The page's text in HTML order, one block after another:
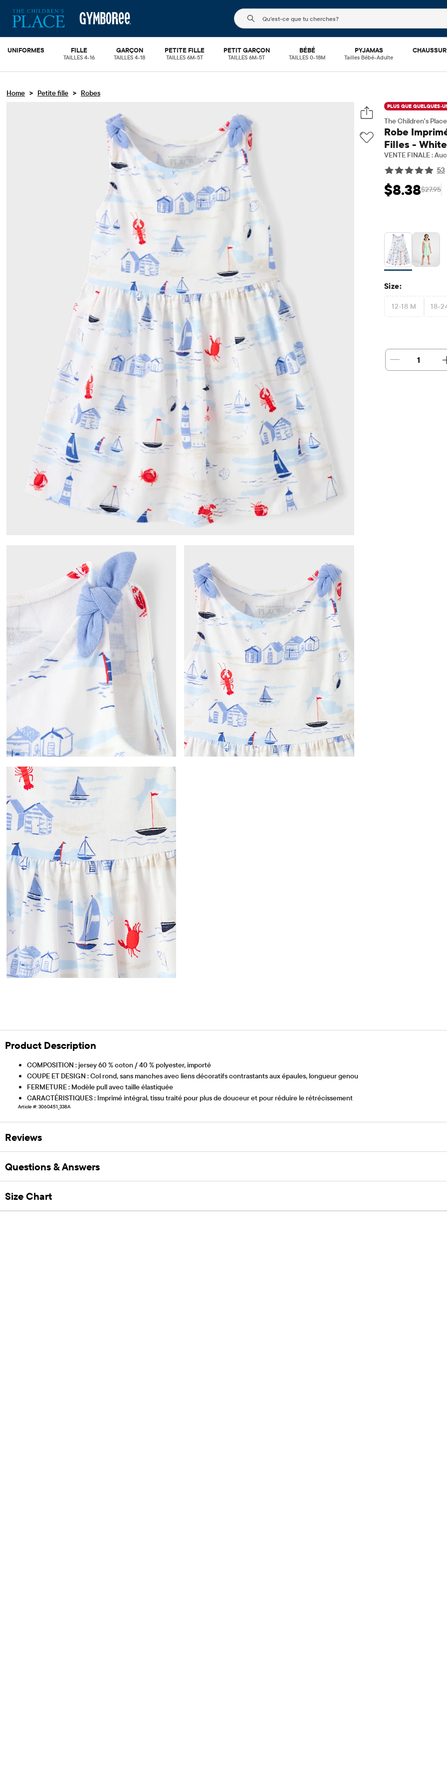
UNIFORMES FILLE
TAILLES 4-16
GARÇON
TAILLES 4-18
PETITE FILLE
TAILLES 6M-5T
PETIT GARÇON
TAILLES 6M-5T
BÉBÉ
TAILLES 0-18M
PYJAMAS
Tailles Bébé-Adulte
Home > Petite fille > Robes
PLUS QUE QUELQUES-
The Children's
Robe
Filles - White
VENTE FINALE :
53
Prix ​​de vente:
$8.38 Prix
$27.95
Size:
12-18 M 18-
1
Product Description
COMPOSITION : jersey 60 % coton / 40 % polyester, importé
COUPE ET DESIGN : Col rond, sans manches avec liens décoratifs contrastants aux épaules, longueur genou
FERMETURE : Modèle pull avec taille élastiquée
CARACTÉRISTIQUES : Imprimé intégral, tissu traité pour plus de douceur et pour réduire le rétrécissement
Article #: 3060451_338A
Reviews
Questions & Answers
Size Chart